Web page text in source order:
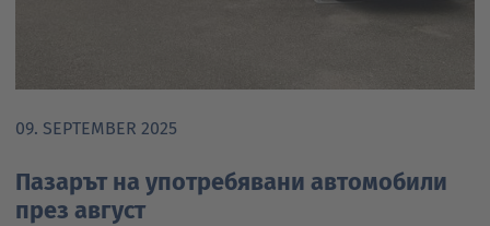
09. SEPTEMBER 2025
Пазарът на употребявани автомобили
през август